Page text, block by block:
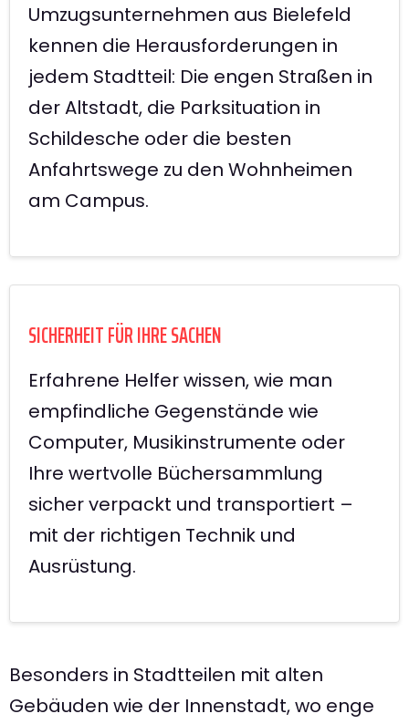
Umzugsunternehmen aus Bielefeld
kennen die Herausforderungen in
jedem Stadtteil: Die engen Straßen in
der Altstadt, die Parksituation in
Schildesche oder die besten
Anfahrtswege zu den Wohnheimen
am Campus.
SICHERHEIT FÜR IHRE SACHEN
Erfahrene Helfer wissen, wie man
empfindliche Gegenstände wie
Computer, Musikinstrumente oder
Ihre wertvolle Büchersammlung
sicher verpackt und transportiert –
mit der richtigen Technik und
Ausrüstung.
Besonders in Stadtteilen mit alten
Gebäuden wie der Innenstadt, wo enge